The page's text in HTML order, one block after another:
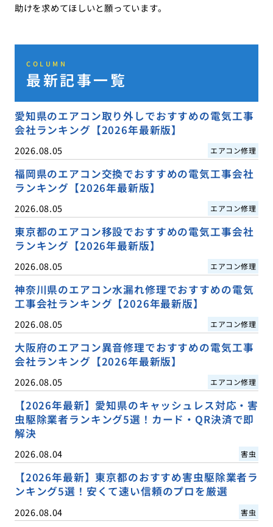
助けを求めてほしいと願っています。
COLUMN
最新記事一覧
愛知県のエアコン取り外しでおすすめの電気工事
会社ランキング【2026年最新版】
2026.08.05 エアコン修理
福岡県のエアコン交換でおすすめの電気工事会社
ランキング【2026年最新版】
2026.08.05 エアコン修理
東京都のエアコン移設でおすすめの電気工事会社
ランキング【2026年最新版】
2026.08.05 エアコン修理
神奈川県のエアコン水漏れ修理でおすすめの電気
工事会社ランキング【2026年最新版】
2026.08.05 エアコン修理
大阪府のエアコン異音修理でおすすめの電気工事
会社ランキング【2026年最新版】
2026.08.05 エアコン修理
【2026年最新】愛知県のキャッシュレス対応・害
虫駆除業者ランキング5選！カード・QR決済で即
解決
2026.08.04 害虫
【2026年最新】東京都のおすすめ害虫駆除業者ラ
ンキング5選！安くて速い信頼のプロを厳選
2026.08.04 害虫